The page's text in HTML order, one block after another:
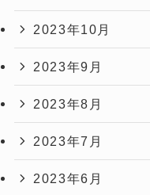
2023年10月
2023年9月
2023年8月
2023年7月
2023年6月